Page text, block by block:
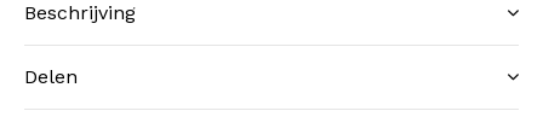
Beschrijving
Delen